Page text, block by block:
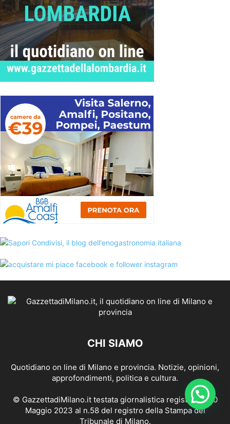
CHI SIAMO
Quotidiano on line di Milano e provincia. Notizie, opinioni,
approfondimenti, politica e cultura.
© GazzettadiMilano.it testata giornalistica registrata il 10
Maggio 2023 al n.58 del registro della Stampa del
Tribunale di Milano.